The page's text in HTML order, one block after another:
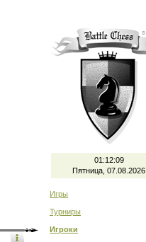
01:12:09
Пятница, 07.08.2026
Игры
Турниры
Игроки